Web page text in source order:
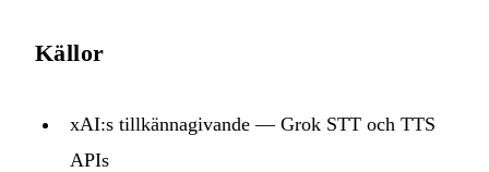
Källor
xAI:s tillkännagivande — Grok STT och TTS
APIs